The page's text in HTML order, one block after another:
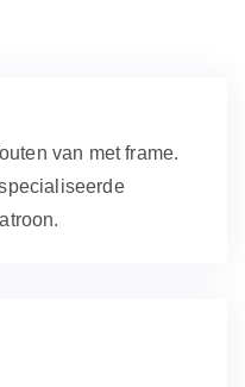
van met frame.